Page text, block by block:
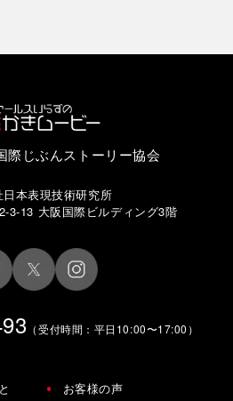
際じぶんストーリー協会
日本表現技術研究所
3-13 大阪国際ビルディング3階
（受付時間：平日10:00〜17:00）
お客様の声